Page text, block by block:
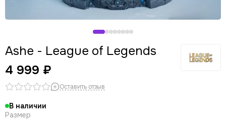
Ashe - League of Legends
4 999 ₽
Оставить отзыв
В наличии
Размер